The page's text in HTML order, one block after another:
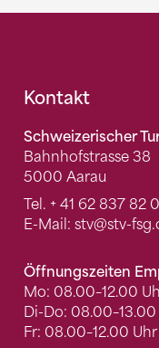
Fusszeile
Kontakt
Schweizerischer
Bahnhofstrasse 38
5000 Aarau
Tel. + 41 62 837 82
E-Mail: stv@stv-
Öffnungszeiten
Mo: 08.00–12.00
Di-Do:
Fr: 08.00–12.00